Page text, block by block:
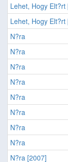
Lehet, Hogy Elt?rt
Lehet, Hogy Elt?rt
N?ra
N?ra
N?ra
N?ra
N?ra
N?ra
N?ra
N?ra
N?ra [2007]